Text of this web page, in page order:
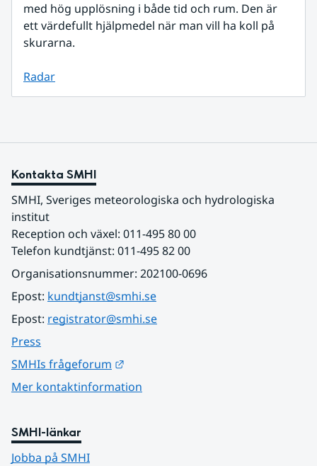
med hög upplösning i både tid och rum. Den är
ett värdefullt hjälpmedel när man vill ha koll på
skurarna.
Radar
Kontakta SMHI
SMHI, Sveriges meteorologiska och hydrologiska
institut
Reception och växel: 011-495 80 00
Telefon kundtjänst: 011-495 82 00
Organisationsnummer: 202100-0696
Epost: kundtjanst@smhi.se
Epost: registrator@smhi.se
Press
SMHIs frågeforum
Mer kontaktinformation
SMHI-länkar
Jobba på SMHI